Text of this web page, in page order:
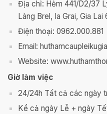
Địa chỉ: Hẻm 441/D2/37
Làng Brel, Ia Grai, Gia Lai
Điện thoại: 0962.000.881
Email:
Website:
Giờ làm việc
24/24h Tất cả các ngày
Kể cả ngày Lễ + ngày